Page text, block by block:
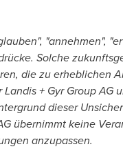
"annehmen",
Solche
die zu erheblichen
+ Gyr Group AG
dieser
übernimmt keine
anzupassen.